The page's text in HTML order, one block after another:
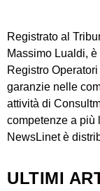
Registrato al
Massimo Lualdi, è
Registro
garanzie nelle
attività di
competenze a più
NewsLinet è
ULTIMI